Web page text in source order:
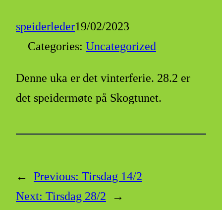
speiderleder19/02/2023
Categories: Uncategorized
Denne uka er det vinterferie. 28.2 er
det speidermøte på Skogtunet.
← Previous: Tirsdag 14/2
Next: Tirsdag 28/2 →